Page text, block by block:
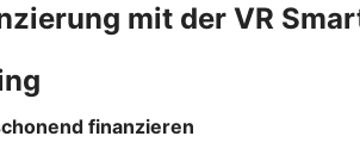
mit der VR
finanzieren